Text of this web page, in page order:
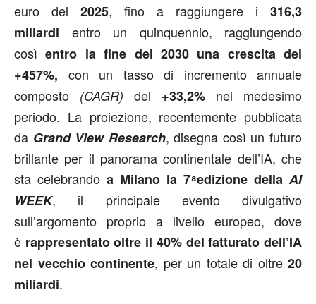
euro
del 2025, fino a raggiungere i 316,3
miliardi entro un quinquennio, raggiungendo
cosìentro la fine del 2030 una crescita del
+457%, con un tasso di incremento annuale
composto (CAGR) del +33,2% nel medesimo
periodo. La proiezione, recentemente pubblicata
da Grand View Research, disegna così un futuro
brillante per il panorama continentale dell’IA, che
sta celebrando a Milano la 7 ͣedizione della AI
WEEK, il principale evento divulgativo
sull’argomento proprio a livello europeo, dove
è rappresentato oltre il 40% del fatturato dell’IA
nel vecchio continente, per un totale di oltre 20
miliardi.